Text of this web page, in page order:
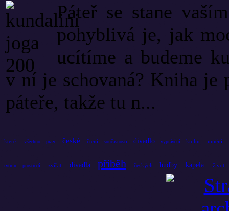
Páteř se stane
pohyblivá je, jak
ucítíme a budeme
v ní je schovaná? Kniha je
páteře, takže tu n...
které všechno praze české čtení současnosti divadlo vyprávění knihu umění
rytmu prostředí zvířat divadla příběh českých hudby kapela život